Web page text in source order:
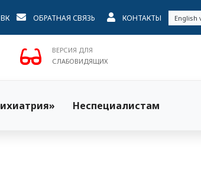
ВК ОБРАТНАЯ СВЯЗЬ КОНТАКТЫ English
ВЕРСИЯ ДЛЯ
СЛАБОВИДЯЩИХ
Неспециалистам